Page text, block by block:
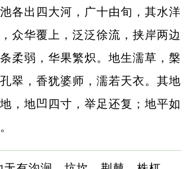
各出四大河，广十由旬，其水洋
众华覆上，泛泛徐流，挟岸两边
柔弱，华果繁炽。地生濡草，槃
翠，香犹婆师，濡若天衣。其地
，地凹四寸，举足还复；地平如